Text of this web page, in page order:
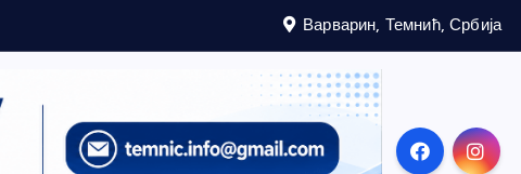
Варварин, Темнић, Србија